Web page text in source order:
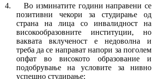
4.
Во изминатите години направени се
по­зитивни чекори за студирање од
страна на лица со инвалидност на
високообразовните институции, но
ваквата вклученост е недоволна и
треба да се направат напори за поголем
опфат во високото образование и
подобрување на условите за нивно
успешно студирање;­­­­­­­­­­­